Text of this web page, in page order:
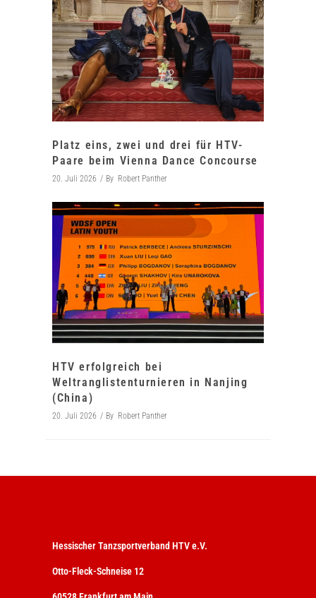
Platz eins, zwei und drei für HTV-
Paare beim Vienna Dance Concourse
20. Juli 2026 By Robert Panther
HTV erfolgreich bei
Weltranglistenturnieren in Nanjing
(China)
20. Juli 2026 By Robert Panther
Hessischer Tanzsportverband HTV e.V.
Otto-Fleck-Schneise 12